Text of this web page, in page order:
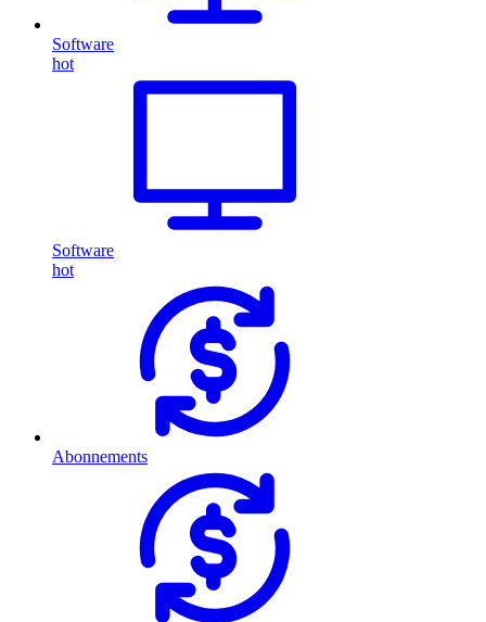
Software
hot
Software
hot
Abonnements